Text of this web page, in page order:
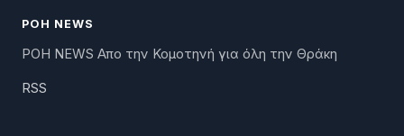
ΡΟΗ NEWS
ΡΟΗ NEWS Απο την Κομοτηνή για όλη την Θράκη
RSS